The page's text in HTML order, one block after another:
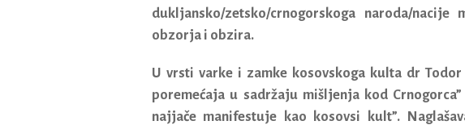
dukljansko/zetsko/crnogorskoga naroda/
obzorja i obzira.
U vrsti varke i zamke kosovskoga kultadr Todor
poremećaja u sadržaju mišljenja kod
najjače manifestuje kao kosovsi kult”.